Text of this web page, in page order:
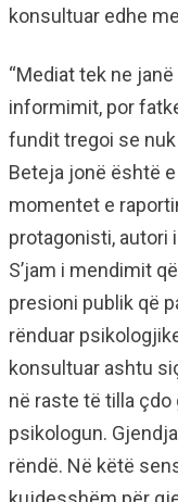
konsultuar edhe
“Mediat tek ne
informimit, por
fundit tregoi se
Beteja jonë është
momentet e
protagonisti, autori
S’jam i mendimit
presioni publik që
rënduar
konsultuar ashtu
në raste të tilla
psikologun.
rëndë. Në këtë